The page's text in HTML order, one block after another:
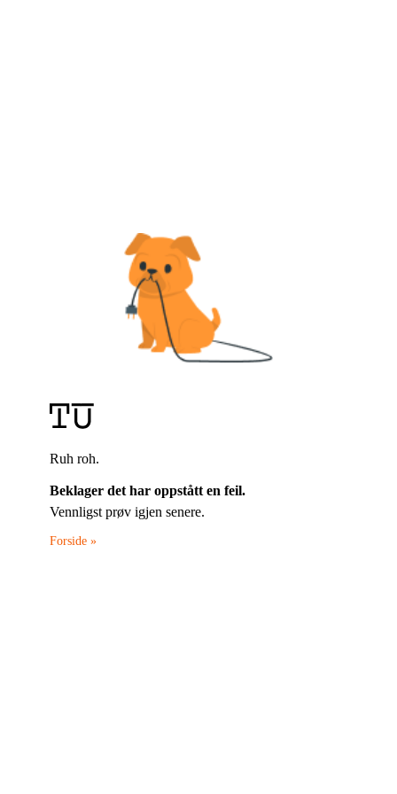
Ruh roh.
Beklager det har oppstått en feil.
Vennligst prøv igjen senere.
Forside »